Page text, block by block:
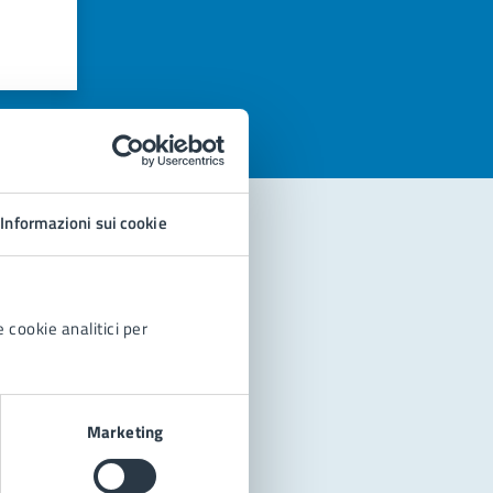
Informazioni sui cookie
cookie analitici per
Marketing